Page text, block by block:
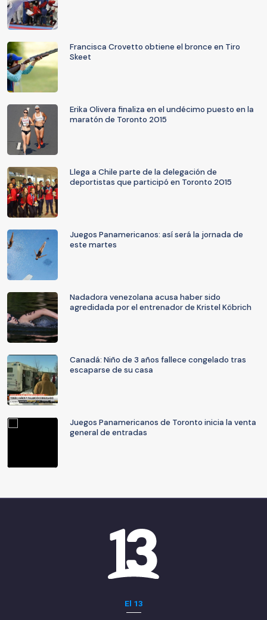
Francisca Crovetto obtiene el bronce en Tiro
Skeet
Erika Olivera finaliza en el undécimo puesto en la
maratón de Toronto 2015
Llega a Chile parte de la delegación de
deportistas que participó en Toronto 2015
Juegos Panamericanos: así será la jornada de
este martes
Nadadora venezolana acusa haber sido
agredidada por el entrenador de Kristel Köbrich
Canadá: Niño de 3 años fallece congelado tras
escaparse de su casa
Juegos Panamericanos de Toronto inicia la venta
general de entradas
El 13